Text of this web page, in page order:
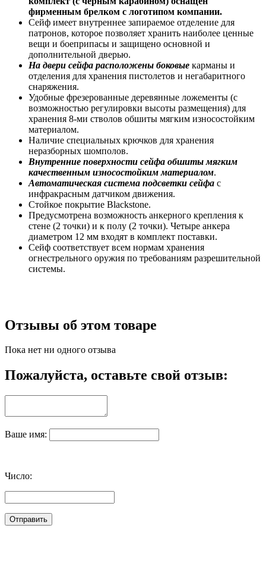
фирменным брелком с логотипом компании.
Сейф имеет внутреннее запираемое отделение для
патронов, которое позволяет хранить наиболее ценные
вещи и боеприпасы и защищено основной и
дополнительной дверью.
На двери сейфа расположены боковые карманы и
отделения для хранения пистолетов и негабаритного
снаряжения.
Удобные фрезерованные деревянные ложементы (с
возможностью регулировки высоты размещения) для
хранения 8-ми стволов обшиты мягким износостойким
материалом.
Наличие специальных крючков для хранения
неразборных шомполов.
Внутренние поверхности сейфа обшиты мягким
качественным износостойким материалом.
Автоматическая система подсветки сейфа с
инфракрасным датчиком движения.
Стойкое покрытие Blackstone.
Предусмотрена возможность анкерного крепления к
стене (2 точки) и к полу (2 точки). Четыре анкера
диаметром 12 мм входят в комплект поставки.
Сейф соответствует всем нормам хранения
огнестрельного оружия по требованиям разрешительной
системы.
Отзывы об этом товаре
Пока нет ни одного отзыва
Пожалуйста, оставьте свой отзыв:
Ваше имя:
Число: